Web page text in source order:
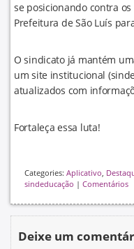
se posicionando contra
Prefeitura de São Luís
O sindicato já mantém
um site institucional
atualizados com
Fortaleça essa luta!
Categories: Aplicativo,
sindeducação | Comentários
Deixe um